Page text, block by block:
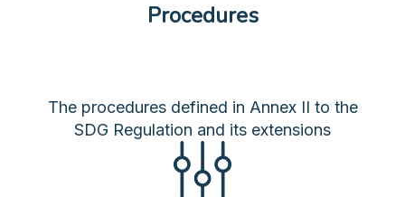
Procedures
The procedures defined in Annex II to the
SDG Regulation and its extensions